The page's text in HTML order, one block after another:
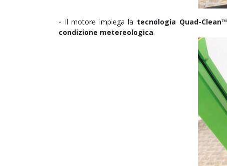
- Il motore impiega la tecnologia Quad-Clean™
condizione metereologica.